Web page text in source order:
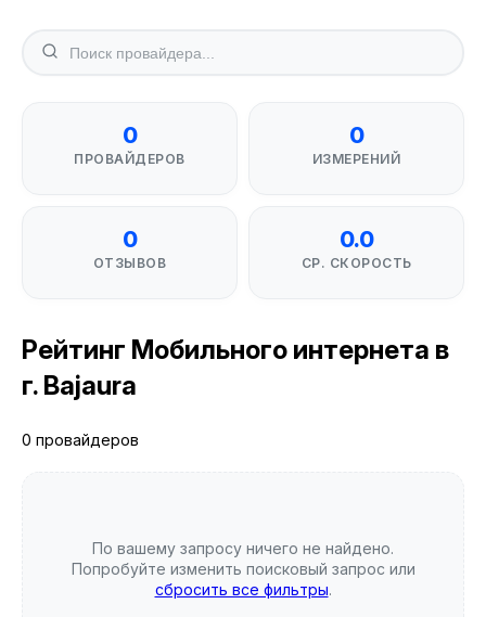
0
ПРОВАЙДЕРОВ
0
ИЗМЕРЕНИЙ
0
ОТЗЫВОВ
0.0
СР. СКОРОСТЬ
Рейтинг Мобильного интернета в
г. Bajaura
0 провайдеров
По вашему запросу ничего не найдено.
Попробуйте изменить поисковый запрос или
сбросить все фильтры.